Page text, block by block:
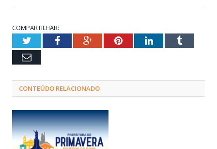
COMPARTILHAR:
TwitterFacebookGoogle+PinterestLinkedInTumblr
Email
CONTEÚDO RELACIONADO